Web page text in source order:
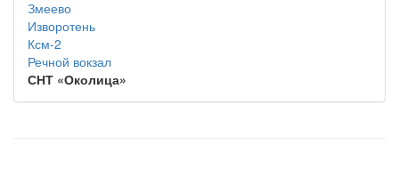
Змеево
Изворотень
Ксм-2
Речной вокзал
СНТ «Околица»